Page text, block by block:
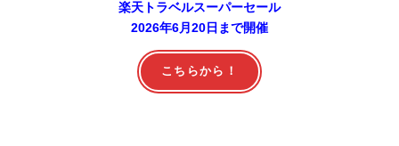
楽天トラベルスーパーセール
2026年6月20日まで開催
こちらから！